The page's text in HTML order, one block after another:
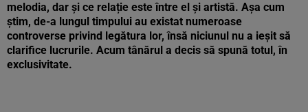
melodia, dar și ce relație este între el și artistă. Așa cum
știm, de-a lungul timpului au existat numeroase
controverse privind legătura lor, însă niciunul nu a ieșit să
clarifice lucrurile. Acum tânărul a decis să spună totul, în
exclusivitate.